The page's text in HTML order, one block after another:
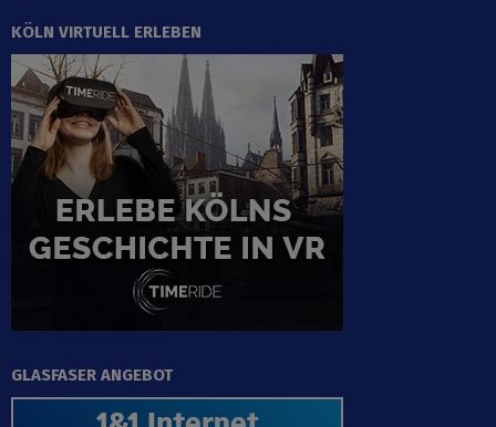
KÖLN VIRTUELL ERLEBEN
GLASFASER ANGEBOT